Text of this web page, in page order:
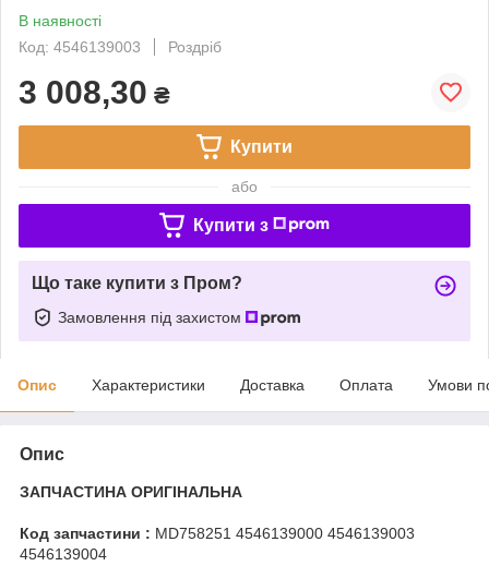
В наявності
Код: 4546139003
Роздріб
3 008,30 ₴
Купити
або
Купити з
Що таке купити з Пром?
Замовлення під захистом
Опис Характеристики Доставка Оплата Умови
Опис
ЗАПЧАСТИНА ОРИГІНАЛЬНА
Код запчастини : MD758251 4546139000 4546139003
4546139004